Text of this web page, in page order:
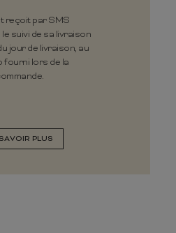
reçoit par SMS
suivi de sa livraison
jour de livraison, au
fourni lors de la
PLUS